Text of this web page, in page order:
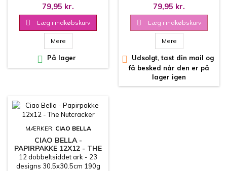
79,95 kr.
 Læg i indkøbskurv
Mere
 På lager
79,95 kr.
 Læg i indkøbskurv
Mere

Udsolgt, tast din mail og
få besked når den er på
lager igen
MÆRKER: CIAO BELLA
CIAO BELLA -
PAPIRPAKKE 12X12 - THE
NUTCRACKER
12 dobbeltsiddet ark - 23
designs 30.5x30.5cm 190g